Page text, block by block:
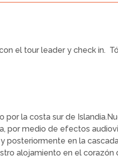
el tour leader y check in.
la costa sur de
por medio de efectos
posteriormente en la
alojamiento en el corazón